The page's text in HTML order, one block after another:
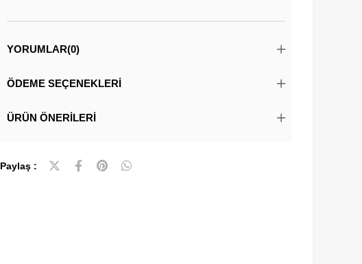
YORUMLAR(0)
ÖDEME SEÇENEKLERI
ÜRÜN ÖNERILERI
Paylaş :